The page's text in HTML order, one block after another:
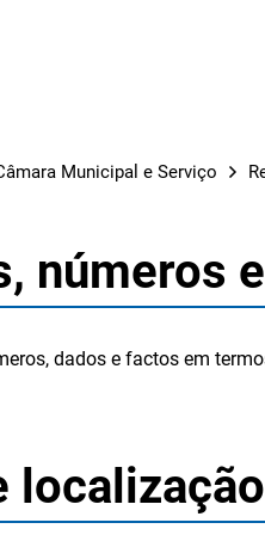
Municipal e Serviço
números
dados e factos em
localização